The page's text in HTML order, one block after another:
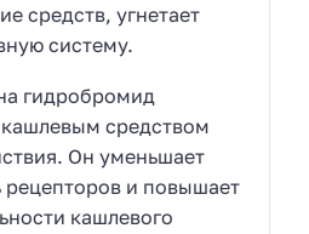
средств, угнетает
систему.
гидробромид
средством
Он уменьшает
рецепторов и повышает
кашлевого